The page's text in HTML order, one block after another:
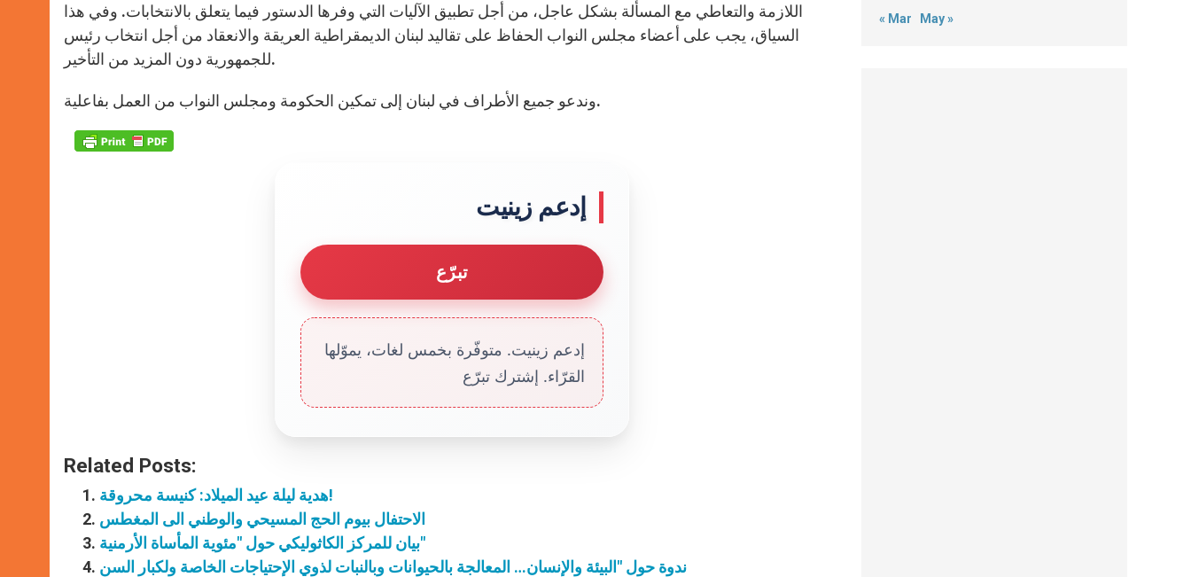
اللازمة والتعاطي مع المسألة بشكل عاجل، من أجل تطبيق الآليات التي وفرها الدستور فيما يتعلق بالانتخابات. وفي هذا
السياق، يجب على أعضاء مجلس النواب الحفاظ على تقاليد لبنان الديمقراطية العريقة والانعقاد من أجل انتخاب رئيس
للجمهورية دون المزيد من التأخير.
وندعو جميع الأطراف في لبنان إلى تمكين الحكومة ومجلس النواب من العمل بفاعلية.
إدعم زينيت
تبرّع
إدعم زينيت. متوفّرة بخمس لغات، يموّلها
القرّاء. إشترك تبرّع
Related Posts:
هدية ليلة عيد الميلاد: كنيسة محروقة!
الاحتفال بيوم الحج المسيحي والوطني الى المغطس
بيان للمركز الكاثوليكي حول "مئوية المأساة الأرمنية"
ندوة حول "البيئة والإنسان… المعالجة بالحيوانات وبالنبات لذوي الإحتياجات الخاصة ولكبار السن
« Mar May »